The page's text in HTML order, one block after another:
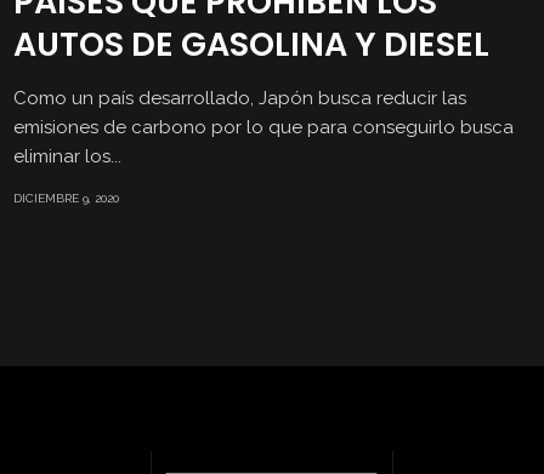
AUTOS DE GASOLINA Y DIESEL
Como un país desarrollado, Japón busca reducir las
emisiones de carbono por lo que para conseguirlo busca
eliminar los...
DICIEMBRE 9, 2020